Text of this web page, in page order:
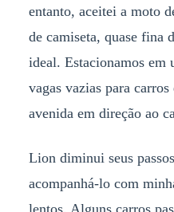
entanto, aceitei a moto
de camiseta, quase fina
ideal. Estacionamos em
vagas vazias para carros
avenida em direção ao
Lion diminui seus
acompanhá-lo com
lentos. Alguns carros